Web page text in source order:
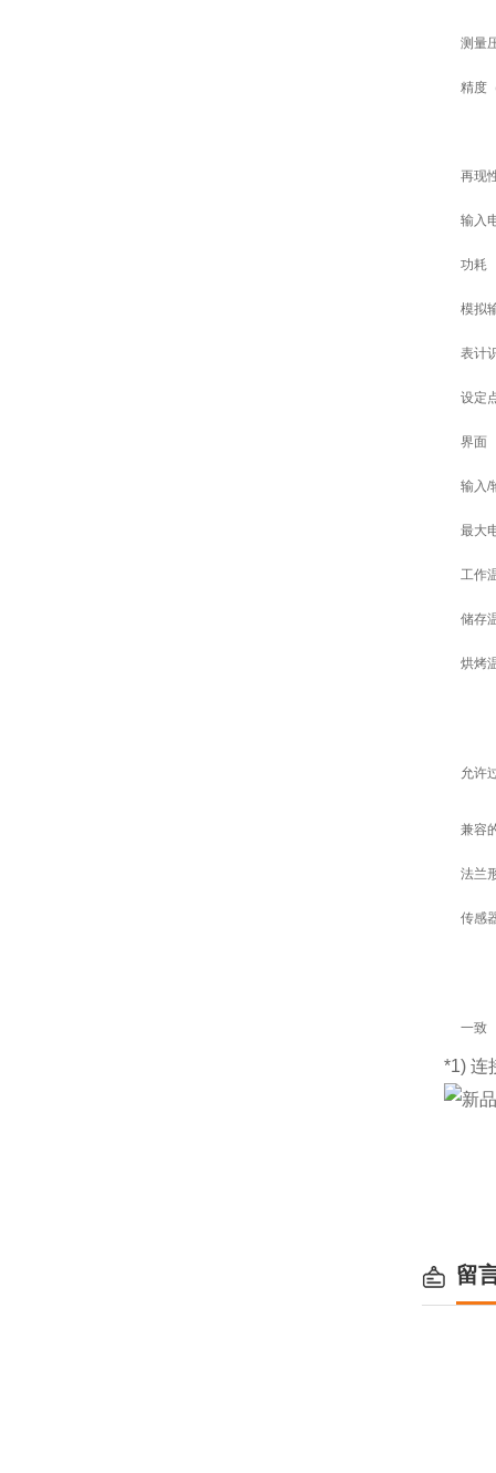
测量
精度
再现
输入
功耗
模拟
表计
设定
界面
输入/
最大
工作
储存
烘烤
允许
兼容
法兰
传感
一致
*1) 连
留